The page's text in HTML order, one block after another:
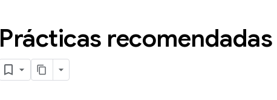
Prácticas